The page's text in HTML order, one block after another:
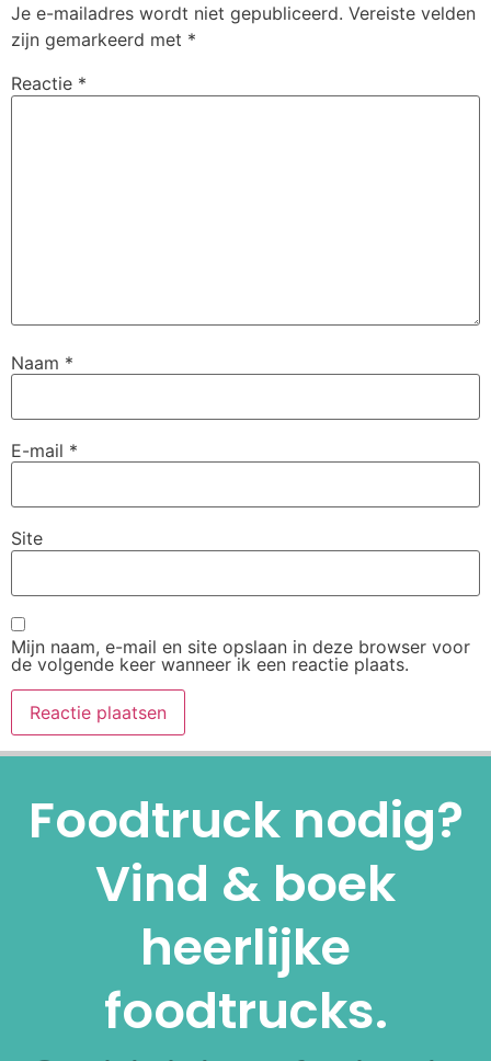
Je e-mailadres wordt niet gepubliceerd. Vereiste velden
zijn gemarkeerd met *
Reactie *
Naam *
E-mail *
Site
Mijn naam, e-mail en site opslaan in deze browser voor
de volgende keer wanneer ik een reactie plaats.
Foodtruck nodig?
Vind & boek
heerlijke
foodtrucks.